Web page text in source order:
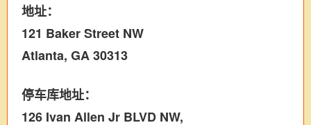
地址：
121 Baker Street NW
Atlanta, GA 30313
停车库地址：
126 Ivan Allen Jr BLVD NW,